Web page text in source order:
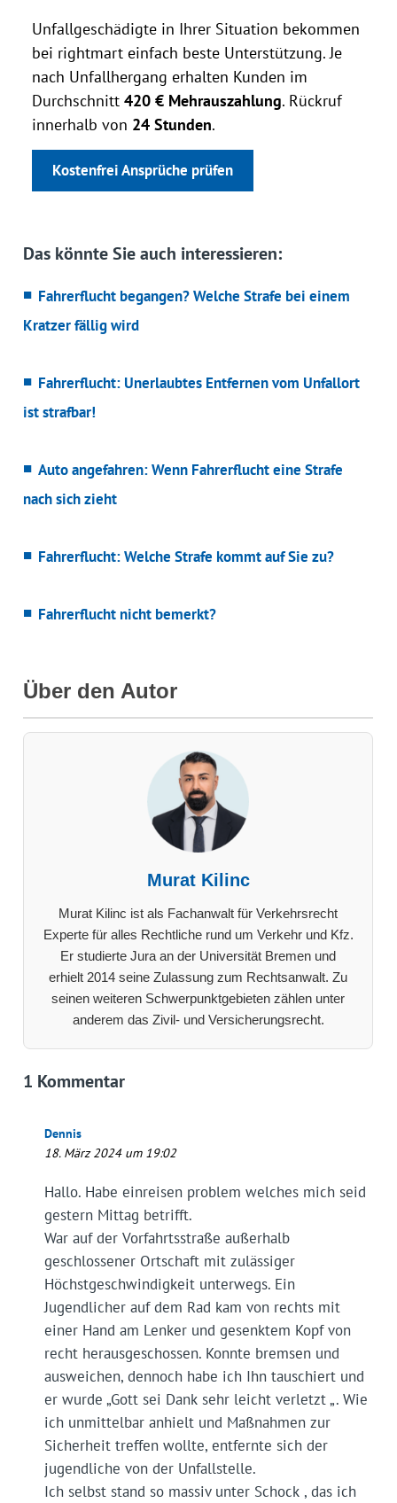
Unfallgeschädigte in Ihrer Situation bekommen
bei rightmart einfach beste Unterstützung. Je
nach Unfallhergang erhalten Kunden im
Durchschnitt 420 € Mehrauszahlung. Rückruf
innerhalb von 24 Stunden.
Kostenfrei Ansprüche prüfen
Das könnte Sie auch interessieren:
Fahrerflucht begangen? Welche Strafe bei einem
Kratzer fällig wird
Fahrerflucht: Unerlaubtes Entfernen vom Unfallort
ist strafbar!
Auto angefahren: Wenn Fahrerflucht eine Strafe
nach sich zieht
Fahrerflucht: Welche Strafe kommt auf Sie zu?
Fahrerflucht nicht bemerkt?
Über den Autor
Murat Kilinc
Murat Kilinc ist als Fachanwalt für Verkehrsrecht
Experte für alles Rechtliche rund um Verkehr und Kfz.
Er studierte Jura an der Universität Bremen und
erhielt 2014 seine Zulassung zum Rechtsanwalt. Zu
seinen weiteren Schwerpunktgebieten zählen unter
anderem das Zivil- und Versicherungsrecht.
1 Kommentar
Dennis
18. März 2024 um 19:02
Hallo. Habe einreisen problem welches mich seid
gestern Mittag betrifft.
War auf der Vorfahrtsstraße außerhalb
geschlossener Ortschaft mit zulässiger
Höchstgeschwindigkeit unterwegs. Ein
Jugendlicher auf dem Rad kam von rechts mit
einer Hand am Lenker und gesenktem Kopf von
recht herausgeschossen. Konnte bremsen und
ausweichen, dennoch habe ich Ihn tauschiert und
er wurde „Gott sei Dank sehr leicht verletzt „. Wie
ich unmittelbar anhielt und Maßnahmen zur
Sicherheit treffen wollte, entfernte sich der
jugendliche von der Unfallstelle.
Ich selbst stand so massiv unter Schock , das ich